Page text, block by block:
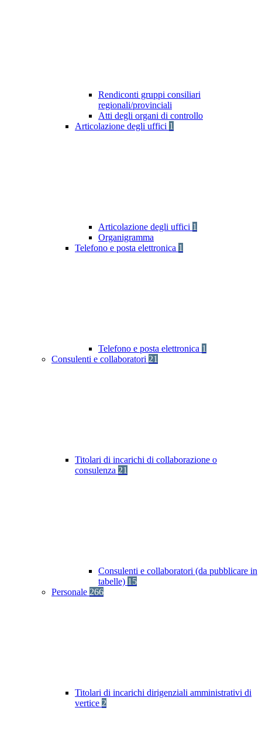
Rendiconti gruppi consiliari
regionali/provinciali
Atti degli organi di controllo
Articolazione degli uffici 1
Articolazione degli uffici 1
Organigramma
Telefono e posta elettronica 1
Telefono e posta elettronica 1
Consulenti e collaboratori 21
Titolari di incarichi di collaborazione o
consulenza 21
Consulenti e collaboratori (da pubblicare in
tabelle) 15
Personale 266
Titolari di incarichi dirigenziali amministrativi di
vertice 2